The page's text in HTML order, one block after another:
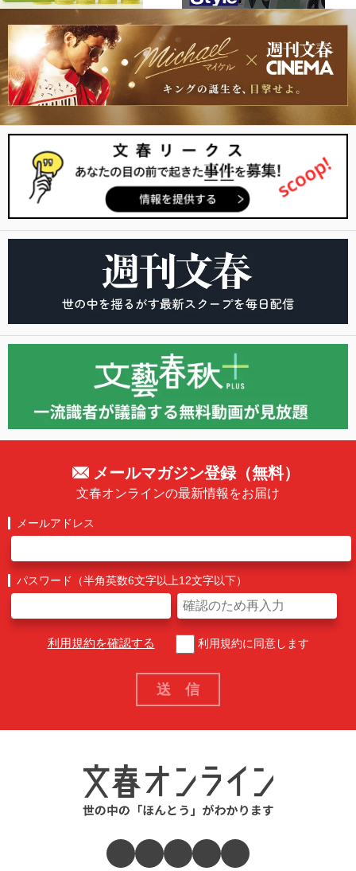
メールマガジン登録（無料）
文春オンラインの最新情報をお届け
メールアドレス
パスワード（半角英数6文字以上12文字以下）
利用規約を確認する 利用規約に同意します